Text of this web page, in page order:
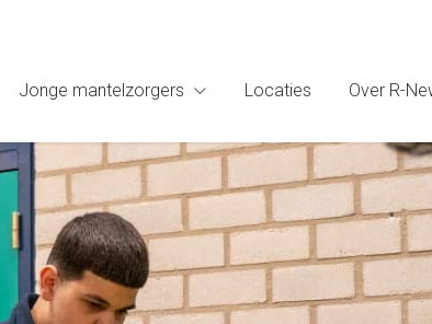
Jonge mantelzorgers Locaties Over R-